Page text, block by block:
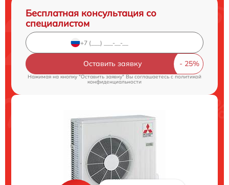
Бесплатная консультация со
специалистом
Оставить заявку
Нажимая на кнопку "Оставить заявку" Вы соглашаетесь c политикой
конфиденциальности